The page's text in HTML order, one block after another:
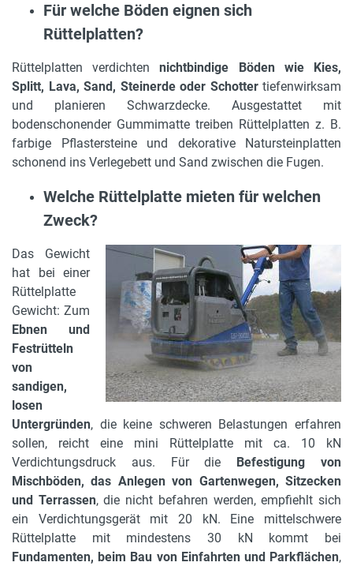
Für welche Böden eignen sich
Rüttelplatten?
Rüttelplatten verdichtennichtbindige Böden wie Kies,
Splitt, Lava, Sand, Steinerde oder Schottertiefenwirksam
und planieren Schwarzdecke. Ausgestattet mit
bodenschonender Gummimatte treiben Rüttelplatten z. B.
farbige Pflastersteine und dekorative Natursteinplatten
schonend ins Verlegebett und Sand zwischen die Fugen.
Welche Rüttelplatte mieten für welchen
Zweck?
Das Gewicht
hat bei einer
Rüttelplatte
Gewicht: Zum
Ebnen und
Festrütteln
von
sandigen,
losen
Untergründen, die keine schweren Belastungen erfahren
sollen, reicht eine mini Rüttelplatte mit ca. 10 kN
Verdichtungsdruck aus. Für die Befestigung von
Mischböden, das Anlegen von Gartenwegen, Sitzecken
und Terrassen, die nicht befahren werden, empfiehlt sich
ein Verdichtungsgerät mit 20 kN. Eine mittelschwere
Rüttelplatte mit mindestens 30 kN kommt bei
Fundamenten, beim Bau von Einfahrten und Parkflächen,